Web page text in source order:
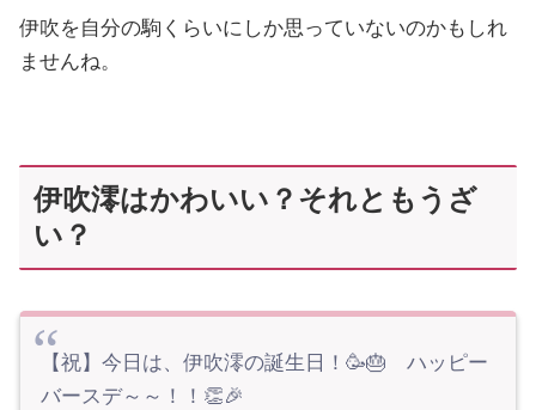
伊吹を自分の駒くらいにしか思っていないのかもしれ
ませんね。
伊吹澪はかわいい？それともうざ
い？
【祝】今日は、伊吹澪の誕生日！🥳🎂 ハッピー
バースデ～～！！👏🎉